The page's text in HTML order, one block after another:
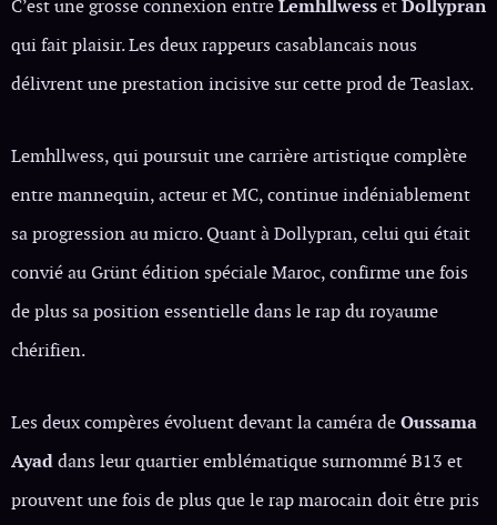
C’est une grosse connexion entreLemhllwessetDollypran
qui fait plaisir. Les deux rappeurs casablancais nous
délivrent une prestation incisive sur cette prod de Teaslax.
Lemhllwess, qui poursuit une carrière artistique complète
entre mannequin, acteur et MC, continue indéniablement
sa progression au micro. Quant à Dollypran, celui qui était
convié au Grünt édition spéciale Maroc, confirme une fois
de plus sa position essentielle dans le rap du royaume
chérifien.
Les deux compères évoluent devant la caméra deOussama
Ayaddans leur quartier emblématique surnommé B13 et
prouvent une fois de plus que le rap marocain doit être pris